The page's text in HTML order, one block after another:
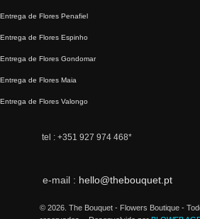
Entrega de Flores Penafiel
Entrega de Flores Espinho
Entrega de Flores Gondomar
Entrega de Flores Maia
Entrega de Flores Valongo
tel : +351 927 974 468*
e-mail : hello@thebouquet.pt
© 2026. The Bouquet - Flowers Boutique -